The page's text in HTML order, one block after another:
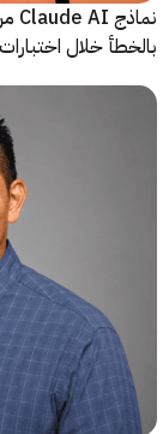
خلال اختبارات أمنية